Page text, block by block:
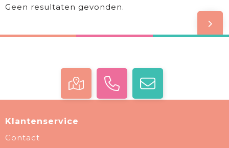
Geen resultaten gevonden.
Klantenservice
Contact